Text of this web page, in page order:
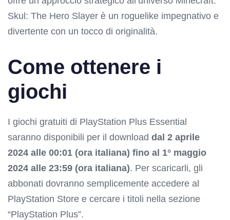
Skul: The Hero Slayer è un roguelike impegnativo e
divertente con un tocco di originalità.
Come ottenere i
giochi
I giochi gratuiti di PlayStation Plus Essential
saranno disponibili per il download dal 2 aprile
2024 alle 00:01 (ora italiana) fino al 1° maggio
2024 alle 23:59 (ora italiana). Per scaricarli, gli
abbonati dovranno semplicemente accedere al
PlayStation Store e cercare i titoli nella sezione
“PlayStation Plus”.